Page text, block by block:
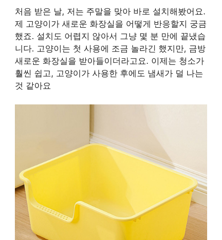
처음 받은 날, 저는 주말을 맞아 바로 설치해봤어요.
제 고양이가 새로운 화장실을 어떻게 반응할지 궁금
했죠. 설치도 어렵지 않아서 그냥 몇 분 만에 끝냈습
니다. 고양이는 첫 사용에 조금 놀라긴 했지만, 금방
새로운 화장실을 받아들이더라고요. 이제는 청소가
훨씬 쉽고, 고양이가 사용한 후에도 냄새가 덜 나는
것 같아요